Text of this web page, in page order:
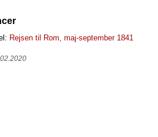
Rejsen til Rom, maj-september 1841